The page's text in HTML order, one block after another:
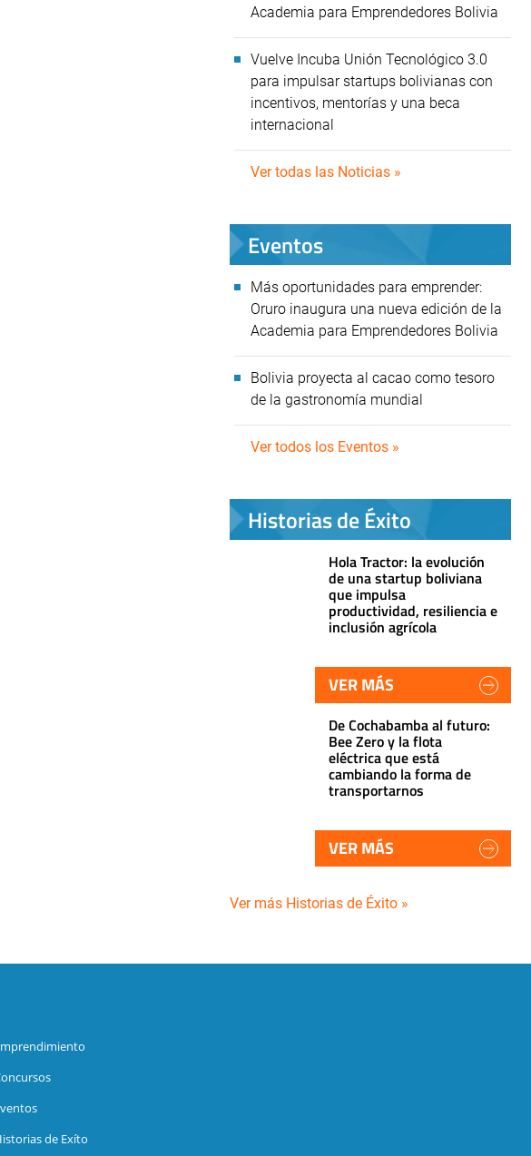
Academia para Emprendedores Bolivia
Vuelve Incuba Unión Tecnológico 3.0
para impulsar startups bolivianas con
incentivos, mentorías y una beca
internacional
Ver todas las Noticias »
Eventos
Más oportunidades para emprender:
Oruro inaugura una nueva edición de la
Academia para Emprendedores Bolivia
Bolivia proyecta al cacao como tesoro
de la gastronomía mundial
Ver todos los Eventos »
Historias de Éxito
Hola Tractor: la evolución
de una startup boliviana
que impulsa
productividad, resiliencia e
inclusión agrícola
VER MÁS
De Cochabamba al futuro:
Bee Zero y la flota
eléctrica que está
cambiando la forma de
transportarnos
VER MÁS
Ver más Historias de Éxito »
de Exíto